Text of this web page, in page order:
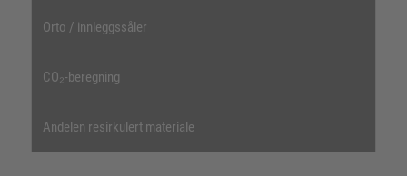
Orto / innleggssåler
CO₂-beregning
Andelen resirkulert materiale